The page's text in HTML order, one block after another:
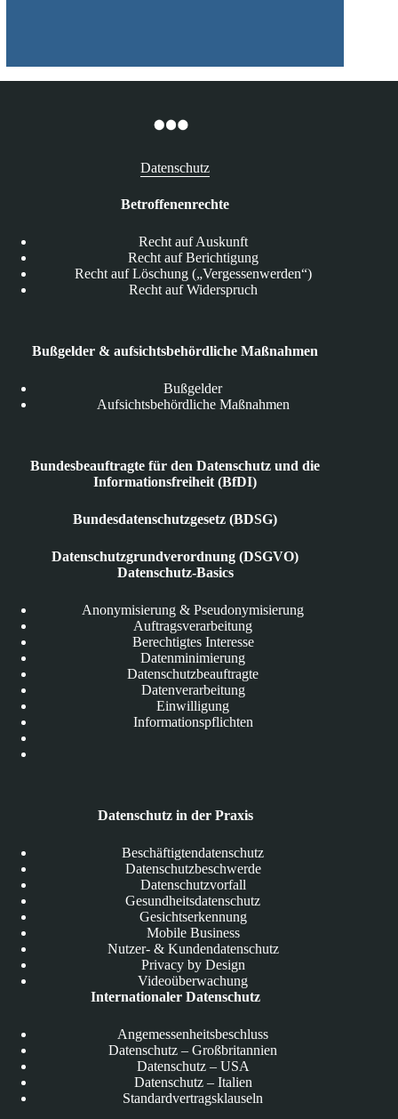
Datenschutz
Betroffenenrechte
Recht auf Auskunft
Recht auf Berichtigung
Recht auf Löschung („Vergessenwerden“)
Recht auf Widerspruch
Bußgelder & aufsichtsbehördliche Maßnahmen
Bußgelder
Aufsichtsbehördliche Maßnahmen
Bundesbeauftragte für den Datenschutz und die
Informationsfreiheit (BfDI)
Bundesdatenschutzgesetz (BDSG)
Datenschutzgrundverordnung (DSGVO)
Datenschutz-Basics
Anonymisierung & Pseudonymisierung
Auftragsverarbeitung
Berechtigtes Interesse
Datenminimierung
Datenschutzbeauftragte
Datenverarbeitung
Einwilligung
Informationspflichten
Datenschutz in der Praxis
Beschäftigtendatenschutz
Datenschutzbeschwerde
Datenschutzvorfall
Gesundheitsdatenschutz
Gesichtserkennung
Mobile Business
Nutzer- & Kundendatenschutz
Privacy by Design
Videoüberwachung
Internationaler Datenschutz
Angemessenheitsbeschluss
Datenschutz – Großbritannien
Datenschutz – USA
Datenschutz – Italien
Standardvertragsklauseln